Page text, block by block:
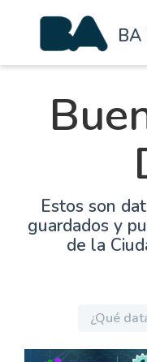
BA
Estos son
guardados y
de la